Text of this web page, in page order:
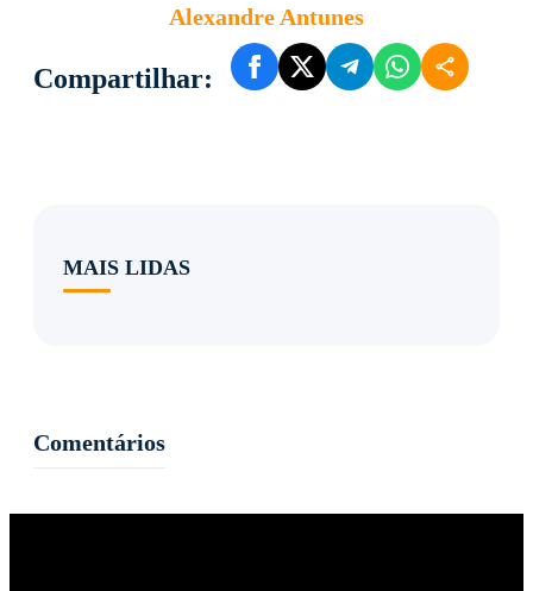
Alexandre Antunes
Compartilhar:
MAIS LIDAS
Comentários